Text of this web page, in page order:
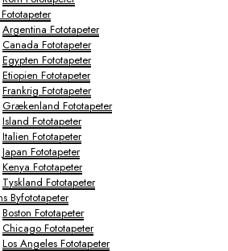
Argentina Fototapeter
Canada Fototapeter
Egypten Fototapeter
Etiopien Fototapeter
Frankrig Fototapeter
Grækenland Fototapeter
Island Fototapeter
Italien Fototapeter
Japan Fototapeter
Kenya Fototapeter
Tyskland Fototapeter
Byfototapeter
Boston Fototapeter
Chicago Fototapeter
Los Angeles Fototapeter